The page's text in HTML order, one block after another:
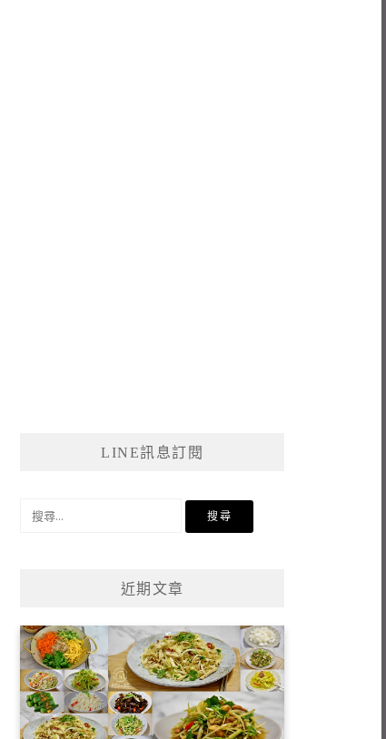
LINE訊息訂閱
近期文章